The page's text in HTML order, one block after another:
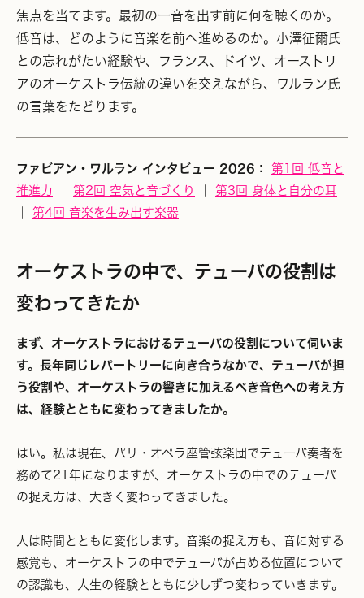
焦点を当てます。最初の一音を出す前に何を聴くのか。
低音は、どのように音楽を前へ進めるのか。小澤征爾氏
との忘れがたい経験や、フランス、ドイツ、オーストリ
アのオーケストラ伝統の違いを交えながら、ワルラン氏
の言葉をたどります。
ファビアン・ワルラン インタビュー 2026：
第1回 低音と
推進力
第2回 空気と音づくり
第3回 身体と自分の耳
第4回 音楽を生み出す楽器
オーケストラの中で、テューバの役割は
変わってきたか
まず、オーケストラにおけるテューバの役割について伺いま
す。長年同じレパートリーに向き合うなかで、テューバが担
う役割や、オーケストラの響きに加えるべき音色への考え方
は、経験とともに変わってきましたか。
はい。私は現在、パリ・オペラ座管弦楽団でテューバ奏者を
務めて21年になりますが、オーケストラの中でのテューバ
の捉え方は、大きく変わってきました。
人は時間とともに変化します。音楽の捉え方も、音に対する
感覚も、オーケストラの中でテューバが占める位置について
の認識も、人生の経験とともに少しずつ変わっていきます。